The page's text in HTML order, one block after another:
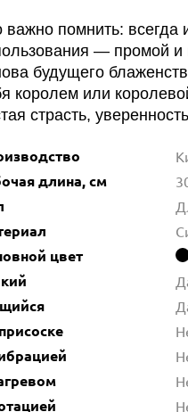
важно помнить:
— промой
будущего
королем или
страсть,
длина, см
цвет